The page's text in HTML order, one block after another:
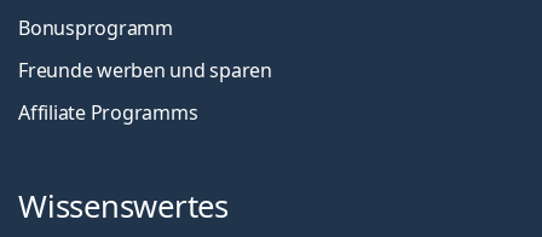
Bonusprogramm
Freunde werben und sparen
Affiliate Programms
Wissenswertes